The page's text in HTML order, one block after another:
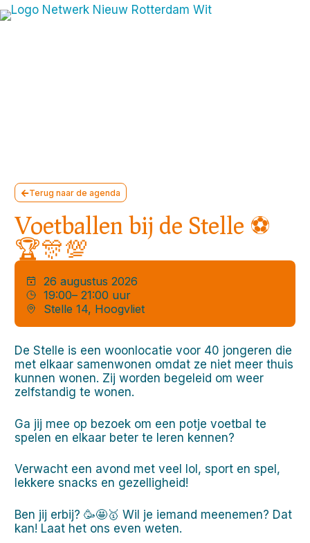
Terug naar de agenda
Voetballen bij de Stelle ⚽
🏆🎊💯
26 augustus 2026
19:00– 21:00 uur
Stelle 14, Hoogvliet
De Stelle is een woonlocatie voor 40 jongeren die
met elkaar samenwonen omdat ze niet meer thuis
kunnen wonen. Zij worden begeleid om weer
zelfstandig te wonen.
Ga jij mee op bezoek om een potje voetbal te
spelen en elkaar beter te leren kennen?
Verwacht een avond met veel lol, sport en spel,
lekkere snacks en gezelligheid!
Ben jij erbij? 🥳🤩🥇 Wil je iemand meenemen? Dat
kan! Laat het ons even weten.